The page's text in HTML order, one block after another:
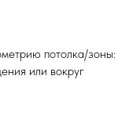
потолка/зоны:
или вокруг